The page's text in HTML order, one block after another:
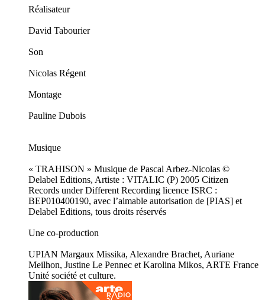
Réalisateur
David Tabourier
Son
Nicolas Régent
Montage
Pauline Dubois
Musique
« TRAHISON » Musique de Pascal Arbez-Nicolas ©
Delabel Editions, Artiste : VITALIC (P) 2005 Citizen
Records under Different Recording licence ISRC :
BEP010400190, avec l’aimable autorisation de [PIAS] et
Delabel Editions, tous droits réservés
Une co-production
UPIAN Margaux Missika, Alexandre Brachet, Auriane
Meilhon, Justine Le Pennec et Karolina Mikos, ARTE France
Unité société et culture.